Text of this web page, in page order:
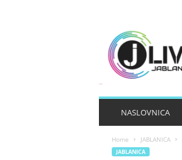
NASLOVNICA
Home JABLANICA
JABLANICA